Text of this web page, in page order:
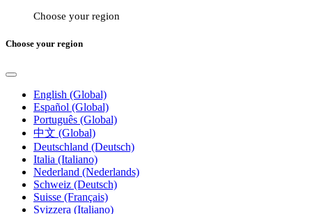
Choose your region
Choose your region
English (Global)
Español (Global)
Português (Global)
中文 (Global)
Deutschland (Deutsch)
Italia (Italiano)
Nederland (Nederlands)
Schweiz (Deutsch)
Suisse (Français)
Svizzera (Italiano)